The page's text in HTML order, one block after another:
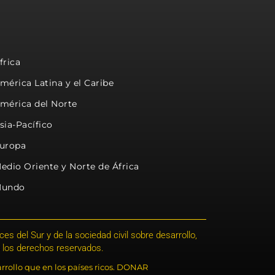
Latina y el Caribe
del Norte
Pacífico
Oriente y Norte de África
del Sur y de la sociedad civil sobre desarrollo,
derechos reservados.
que en los países ricos. DONAR